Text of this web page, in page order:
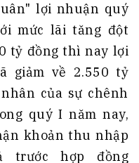
lợi nhuận quý
mức lãi tăng đột
tỷ đồng thì nay lợi
giảm về 2.550 tỷ
của sự chênh
quý I năm nay,
khoản thu nhập
hợp đồng